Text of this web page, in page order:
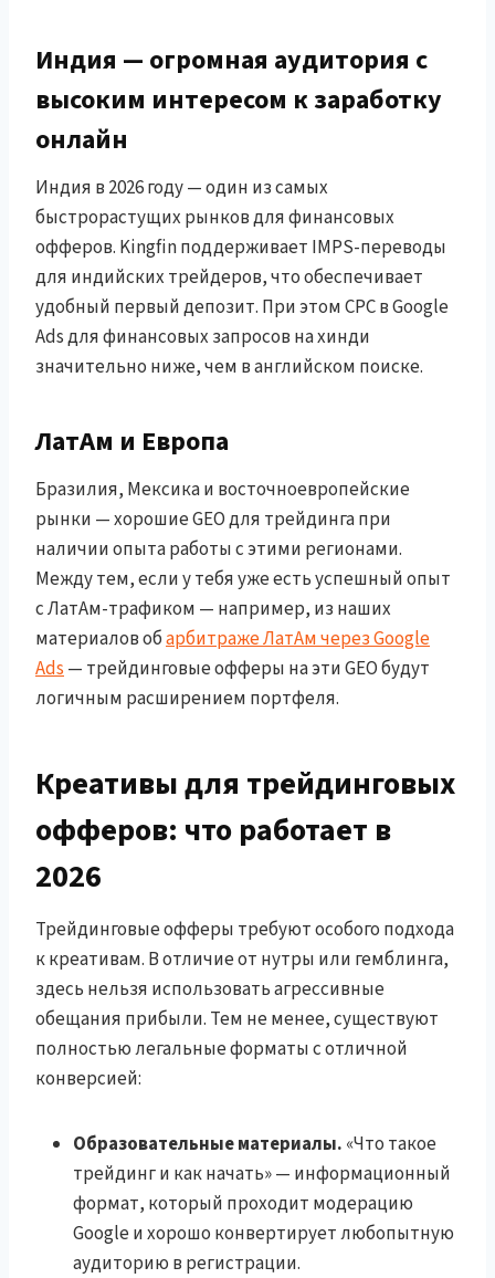
Индия — огромная аудитория с
высоким интересом к заработку
онлайн
Индия в 2026 году — один из самых
быстрорастущих рынков для финансовых
офферов. Kingfin поддерживает IMPS-переводы
для индийских трейдеров, что обеспечивает
удобный первый депозит. При этом CPC в Google
Ads для финансовых запросов на хинди
значительно ниже, чем в английском поиске.
ЛатАм и Европа
Бразилия, Мексика и восточноевропейские
рынки — хорошие GEO для трейдинга при
наличии опыта работы с этими регионами.
Между тем, если у тебя уже есть успешный опыт
с ЛатАм-трафиком — например, из наших
материалов обарбитраже ЛатАм через Google
Ads — трейдинговые офферы на эти GEO будут
логичным расширением портфеля.
Креативы для трейдинговых
офферов: что работает в
2026
Трейдинговые офферы требуют особого подхода
к креативам. В отличие от нутры или гемблинга,
здесь нельзя использовать агрессивные
обещания прибыли. Тем не менее, существуют
полностью легальные форматы с отличной
конверсией:
Образовательные материалы. «Что такое
трейдинг и как начать» — информационный
формат, который проходит модерацию
Google и хорошо конвертирует любопытную
аудиторию в регистрации.